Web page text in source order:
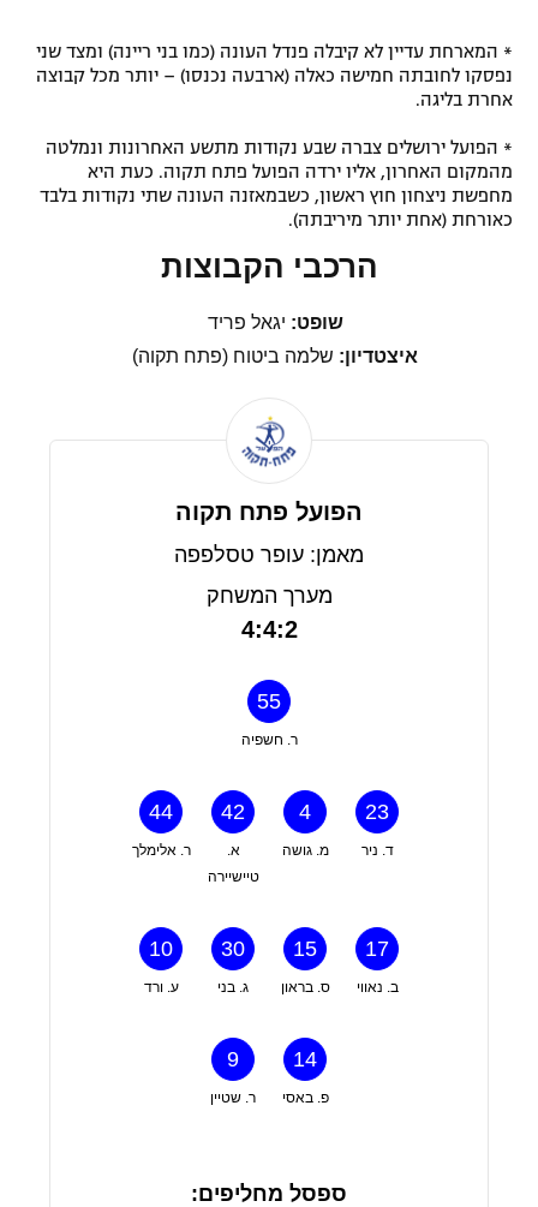
* המארחת עדיין לא קיבלה פנדל העונה (כמו בני ריינה) ומצד שני
נפסקו לחובתה חמישה כאלה (ארבעה נכנסו) – יותר מכל קבוצה
אחרת בליגה.
* הפועל ירושלים צברה שבע נקודות מתשע האחרונות ונמלטה
מהמקום האחרון, אליו ירדה הפועל פתח תקוה. כעת היא
מחפשת ניצחון חוץ ראשון, כשבמאזנה העונה שתי נקודות בלבד
כאורחת (אחת יותר מיריבתה).
הרכבי הקבוצות
שופט: יגאל פריד
איצטדיון: שלמה ביטוח (פתח תקוה)
הפועל פתח תקוה
מאמן: עופר טסלפפה
מערך המשחק
4:4:2
55
ר. חשפיה
44
ר. אלימלך
42
א.
טיישיירה
4
מ. גושה
23
ד. ניר
10
ע. ורד
30
ג. בני
15
ס. בראון
17
ב. נאווי
9
ר. שטיין
14
פ. באסי
ספסל מחליפים: